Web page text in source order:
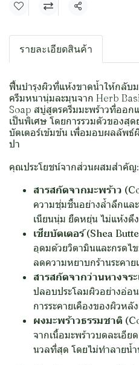
แชร์
รายละเอียดสินค้า
ฟื้นบำรุงผิวที่แห้งขาดน้ำให้กลับ
ครีมหนานุ่มละมุนจาก Herb
Soap สบู่สูตรครีมมะพร้าวที่ออ
เป็นพิเศษ โดยการรวมตัวของสุ
บัตเตอร์เข้มข้น เพื่อมอบผลลัพ
ปา
คุณประโยชน์จากส่วนผสมสำคัญ:
สารสกัดจากมะพร้าว
ความชุ่มชื้นอย่างล้ำลึกแล
เนียนนุ่ม ยืดหยุ่น ไม่แห้งตึง
เชียบัตเตอร์ (Shea
อุดมด้วยวิตามินและกรดไ
ลดความหยาบกร้านระคาย
สารสกัดจากว่านหางจร
ปลอบประโลมผิวอย่างอ่อ
การระคายเคืองของผิวหลั
ผงมะพร้าวธรรมชาติ
จากเนื้อมะพร้าวบดละเอีย
นวลที่สุด โดยไม่ทำลายน้